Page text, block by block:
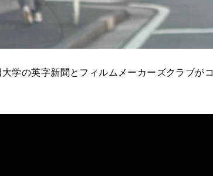
学の英字新聞とフィルムメーカーズクラブがコ